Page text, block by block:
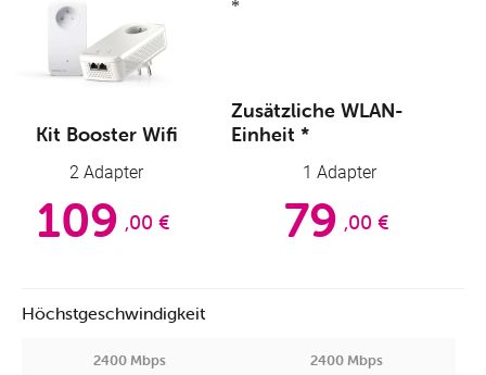
Kit Booster Wifi
2 Adapter
109 ,00 €
Zusätzliche WLAN-
Einheit *
1 Adapter
79 ,00 €
Höchstgeschwindigkeit
2400 Mbps 2400 Mbps